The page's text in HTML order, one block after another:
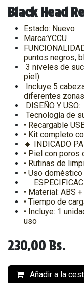
Black Head
Estado: Nuevo
Marca:YCCU
puntos negros,
3 niveles de
piel)
Incluye 5
diferentes zonas
DISEÑO Y USO:
Tecnología de
• Recargable
• Kit completo
🔹 INDICADO
• Piel con
• Rutinas de
• Uso
🔹
• Material: ABS
• Tiempo de
• Incluye: 1
uso
230,00 Bs.
Añadir a la